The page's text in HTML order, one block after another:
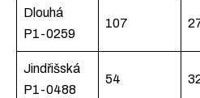
Dlouhá
P1-0259
107
Jindřišská
P1-0488
54